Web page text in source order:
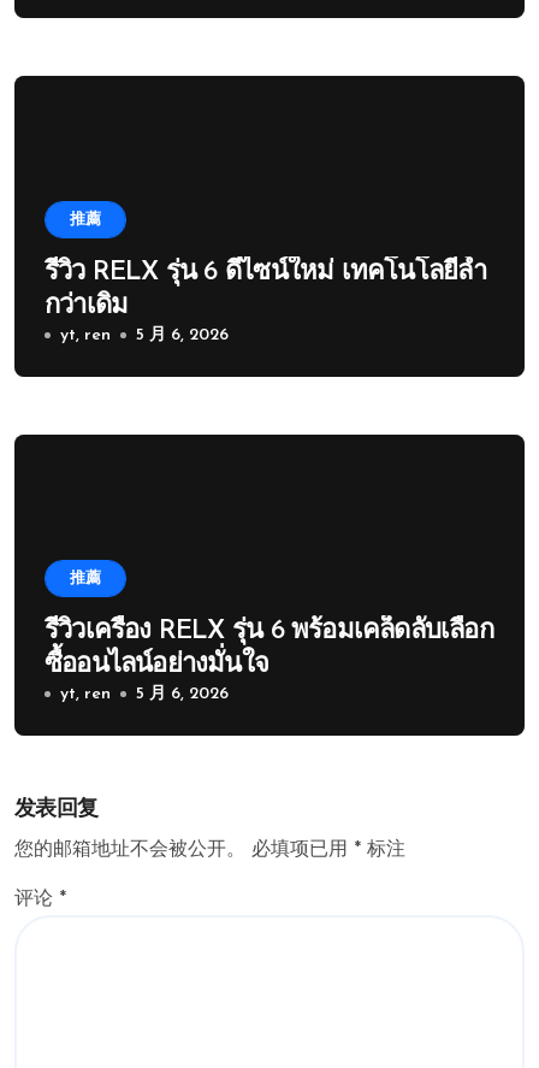
推薦
รีวิว RELX รุ่น 6 ดีไซน์ใหม่ เทคโนโลยีล้ำ
กว่าเดิม
yt, ren 5 月 6, 2026
推薦
รีวิวเครื่อง RELX รุ่น 6 พร้อมเคล็ดลับเลือก
ซื้ออนไลน์อย่างมั่นใจ
yt, ren 5 月 6, 2026
发表回复
您的邮箱地址不会被公开。 必填项已用 * 标注
评论 *